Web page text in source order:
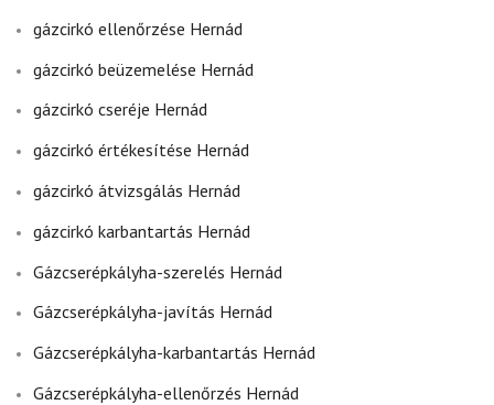
gázcirkó ellenőrzése Hernád
gázcirkó beüzemelése Hernád
gázcirkó cseréje Hernád
gázcirkó értékesítése Hernád
gázcirkó átvizsgálás Hernád
gázcirkó karbantartás Hernád
Gázcserépkályha-szerelés Hernád
Gázcserépkályha-javítás Hernád
Gázcserépkályha-karbantartás Hernád
Gázcserépkályha-ellenőrzés Hernád